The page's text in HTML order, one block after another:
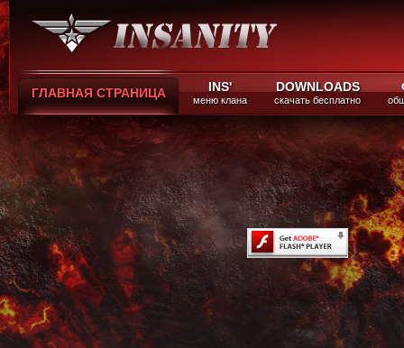
ГЛАВНАЯ СТРАНИЦА INS'
меню клана
DOWNLOADS
скачать бесплатно